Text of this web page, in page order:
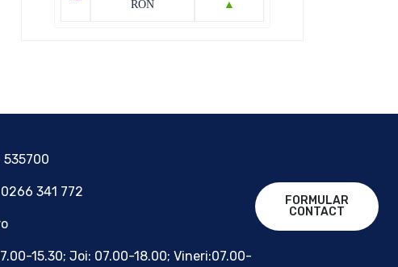
RON
▲
535700
341 772
15.30; Joi: 07.00-18.00; Vineri:07.00-
FORMULAR
CONTACT